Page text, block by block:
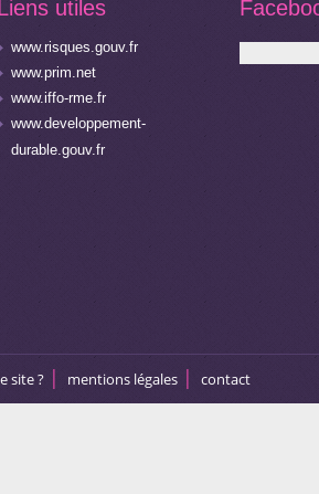
utiles
www.risques.gouv.fr
www.prim.net
www.iffo-rme.fr
www.developpement-
durable.gouv.fr
site ? mentions légales contact